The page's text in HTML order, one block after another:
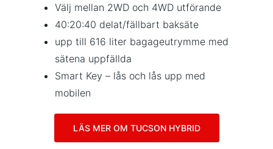
Välj mellan 2WD och 4WD utförande
40:20:40 delat/fällbart baksäte
upp till 616 liter bagageutrymme med
sätena uppfällda
Smart Key – lås och lås upp med
mobilen
LÄS MER OM TUCSON HYBRID